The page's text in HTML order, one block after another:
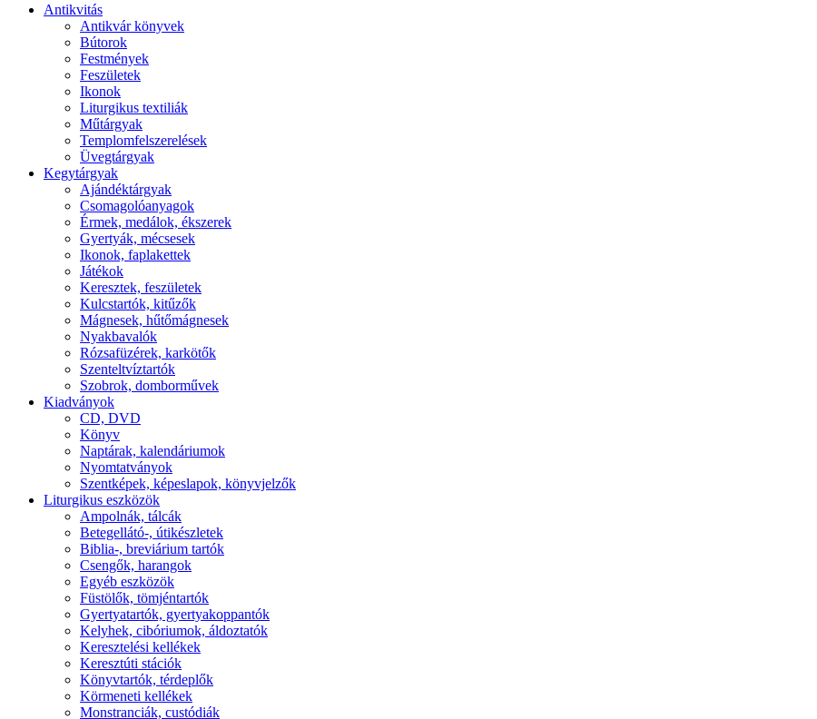
Antikvitás
Antikvár könyvek
Bútorok
Festmények
Feszületek
Ikonok
Liturgikus textiliák
Műtárgyak
Templomfelszerelések
Üvegtárgyak
Kegytárgyak
Ajándéktárgyak
Csomagolóanyagok
Érmek, medálok, ékszerek
Gyertyák, mécsesek
Ikonok, faplakettek
Játékok
Keresztek, feszületek
Kulcstartók, kitűzők
Mágnesek, hűtőmágnesek
Nyakbavalók
Rózsafüzérek, karkötők
Szenteltvíztartók
Szobrok, domborművek
Kiadványok
CD, DVD
Könyv
Naptárak, kalendáriumok
Nyomtatványok
Szentképek, képeslapok, könyvjelzők
Liturgikus eszközök
Ampolnák, tálcák
Betegellátó-, útikészletek
Biblia-, breviárium tartók
Csengők, harangok
Egyéb eszközök
Füstölők, tömjéntartók
Gyertyatartók, gyertyakoppantók
Kelyhek, cibóriumok, áldoztatók
Keresztelési kellékek
Keresztúti stációk
Könyvtartók, térdeplők
Körmeneti kellékek
Monstranciák, custódiák